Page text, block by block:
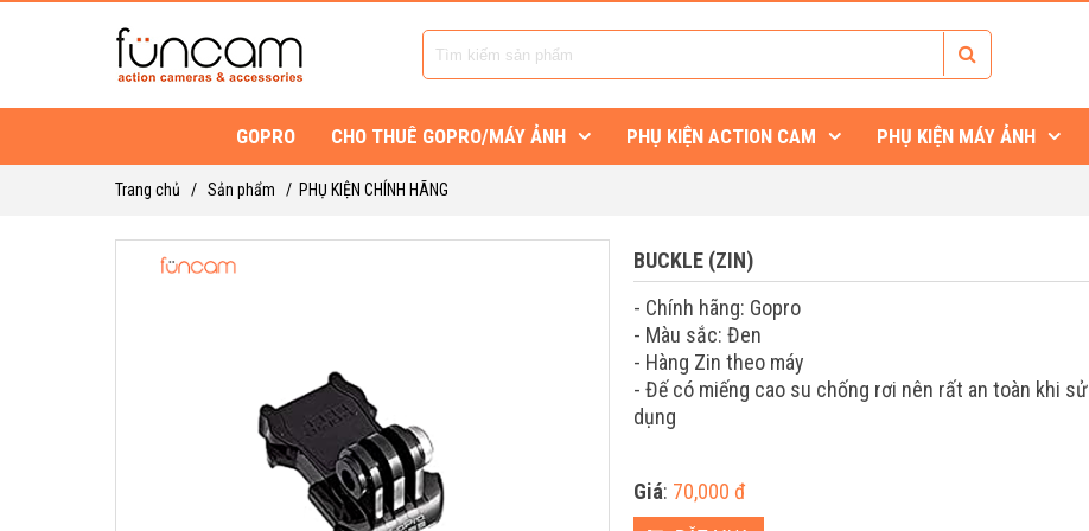
GOPRO CHO THUÊ GOPRO/MÁY ẢNH PHỤ KIỆN ACTION CAM PHỤ KIỆN MÁY ẢNH
Trang chủ / Sản phẩm / PHỤ KIỆN CHÍNH HÃNG
BUCKLE (ZIN)
- Chính hãng: Gopro
- Màu sắc: Đen
- Hàng Zin theo máy
- Đế có miếng cao su chống rơi nên rất an toàn khi sử
dụng
Giá: 70,000 đ